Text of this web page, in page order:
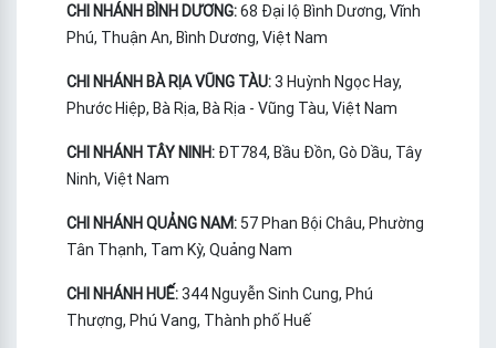
CHI NHÁNH BÌNH DƯƠNG:68 Đại lộ Bình Dương, Vĩnh
Phú, Thuận An, Bình Dương, Việt Nam
CHI NHÁNH BÀ RỊA VŨNG TÀU:3 Huỳnh Ngọc Hay,
Phước Hiệp, Bà Rịa, Bà Rịa - Vũng Tàu, Việt Nam
CHI NHÁNH TÂY NINH: ĐT784, Bầu Đồn, Gò Dầu, Tây
Ninh, Việt Nam
CHI NHÁNH QUẢNG NAM: 57 Phan Bội Châu, Phường
Tân Thạnh, Tam Kỳ, Quảng Nam
CHI NHÁNH HUẾ:344 Nguyễn Sinh Cung, Phú
Thượng, Phú Vang, Thành phố Huế